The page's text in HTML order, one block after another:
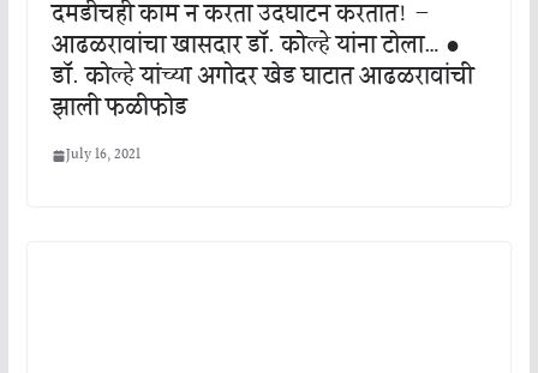
दमडीचही काम न करता उदघाटन करतात! –
आढळरावांचा खासदार डॉ. कोल्हे यांना टोला… ●
डॉ. कोल्हे यांच्या अगोदर खेड घाटात आढळरावांची
झाली फळीफोड
July 16, 2021